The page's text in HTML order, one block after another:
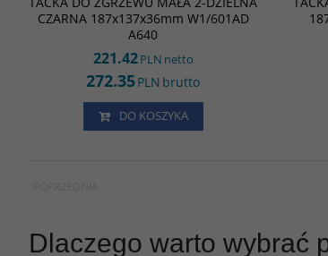
187x137x36mm W1/601AD A640
CZARNA 187x137x36mm W1/601AD
A640
221.42PLN netto
272.35PLN brutto
DO KOSZYKA
Dlaczego warto wybrać